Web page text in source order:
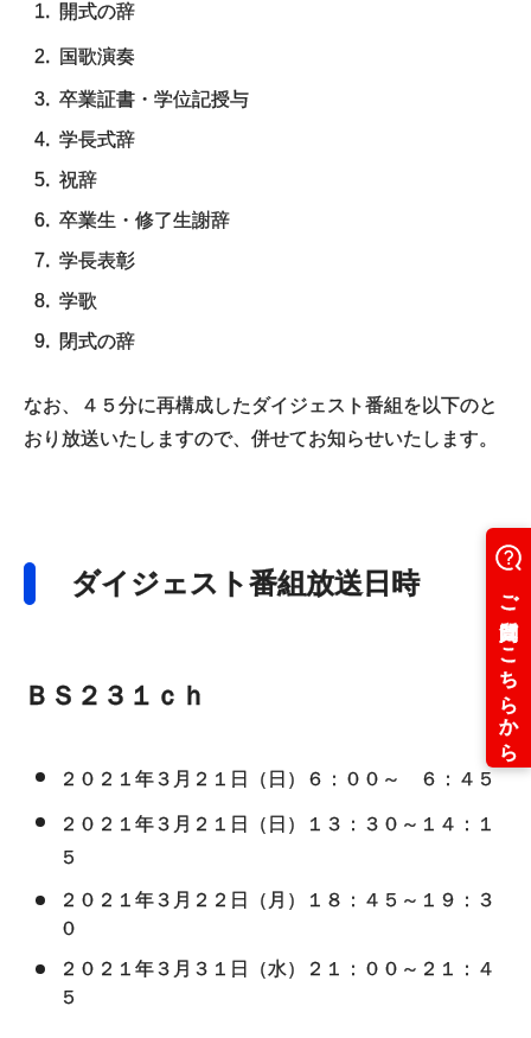
開式の辞
国歌演奏
卒業証書・学位記授与
学長式辞
祝辞
卒業生・修了生謝辞
学長表彰
学歌
閉式の辞
なお、４５分に再構成したダイジェスト番組を以下のと
おり放送いたしますので、併せてお知らせいたします。
ダイジェスト番組放送日時
ＢＳ２３１ｃｈ
２０２１年３月２１日（日）６：００～ ６：４５
２０２１年３月２１日（日）１３：３０～１４：１
５
２０２１年３月２２日（月）１８：４５～１９：３
０
２０２１年３月３１日（水）２１：００～２１：４
５